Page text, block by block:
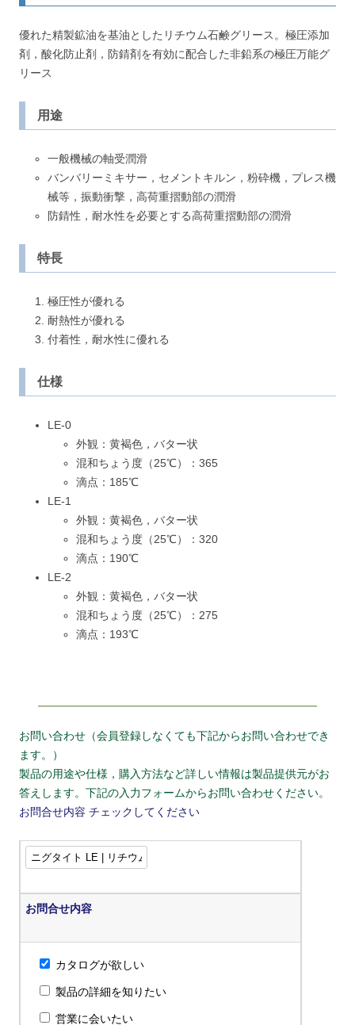
優れた精製鉱油を基油としたリチウム石鹸グリース。極圧添加
剤，酸化防止剤，防錆剤を有効に配合した非鉛系の極圧万能グ
リース
用途
一般機械の軸受潤滑
バンバリーミキサー，セメントキルン，粉砕機，プレス機
械等，振動衝撃，高荷重摺動部の潤滑
防錆性，耐水性を必要とする高荷重摺動部の潤滑
特長
極圧性が優れる
耐熱性が優れる
付着性，耐水性に優れる
仕様
LE-0
外観：黄褐色，バター状
混和ちょう度（25℃）：365
滴点：185℃
LE-1
外観：黄褐色，バター状
混和ちょう度（25℃）：320
滴点：190℃
LE-2
外観：黄褐色，バター状
混和ちょう度（25℃）：275
滴点：193℃
お問い合わせ（会員登録しなくても下記からお問い合わせでき
ます。）
製品の用途や仕様，購入方法など詳しい情報は製品提供元がお
答えします。下記の入力フォームからお問い合わせください。
お問合せ内容 チェックしてください
お問合せ内容
カタログが欲しい
製品の詳細を知りたい
営業に会いたい